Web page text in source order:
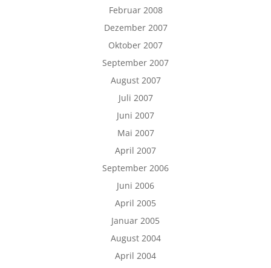
Februar 2008
Dezember 2007
Oktober 2007
September 2007
August 2007
Juli 2007
Juni 2007
Mai 2007
April 2007
September 2006
Juni 2006
April 2005
Januar 2005
August 2004
April 2004